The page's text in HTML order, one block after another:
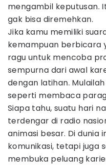
mengambil keputusan.
gak bisa diremehkan.
Jika kamu memiliki
kemampuan berbicara
ragu untuk mencoba
sempurna dari awal
dengan latihan.
seperti membaca
Siapa tahu, suatu hari
terdengar di radio
animasi besar. Di dunia
komunikasi, tetapi juga
membuka peluang